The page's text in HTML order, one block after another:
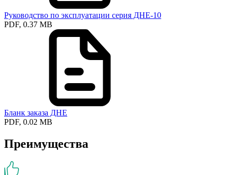
Руководство по эксплуатации серия ДНЕ-10
PDF, 0.37 MB
Бланк заказа ДНЕ
PDF, 0.02 MB
Преимущества